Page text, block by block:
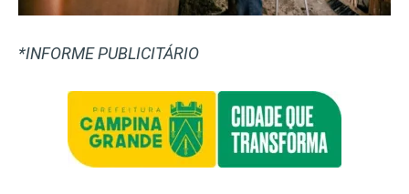
*INFORME PUBLICITÁRIO